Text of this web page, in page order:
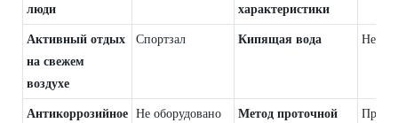
люди
характеристики
Активный отдых
на свежем
воздухе
Спортзал Кипящая вода
Антикоррозийное Не оборудовано
Метод проточной